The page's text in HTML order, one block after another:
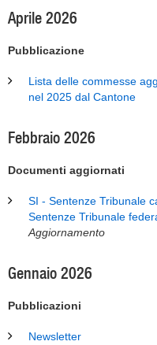
Aprile 2026
Pubblicazione
Lista delle commesse
nel 2025 dal Cantone
Febbraio 2026
Documenti aggiornati
SI - Sentenze Tribunale
Sentenze Tribunale
Aggiornamento
Gennaio 2026
Pubblicazioni
Newsletter